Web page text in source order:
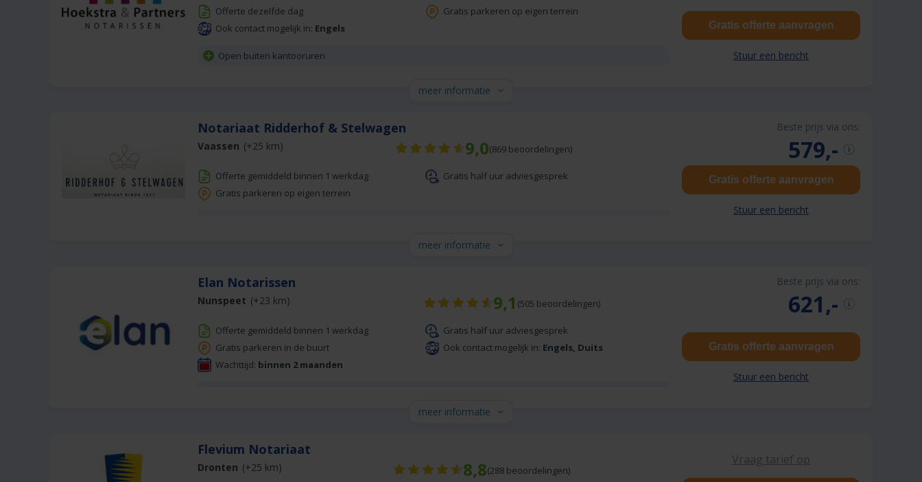
Offerte dezelfde dag
Gratis parkeren op eigen terrein
Ook contact mogelijk in: Engels
Open buiten kantooruren
Gratis offerte aanvragen
Stuur een bericht
meer informatie
Beste prijs via ons:
579,-
Notariaat Ridderhof & Stelwagen
9,0(869beoordelingen)
Vaassen (+25 km)
Offerte gemiddeld binnen 1 werkdag
Gratis half uur adviesgesprek
Gratis parkeren op eigen terrein
Gratis offerte aanvragen
Stuur een bericht
meer informatie
Beste prijs via ons:
621,-
Elan Notarissen
9,1 (505 beoordelingen)
Nunspeet (+23 km)
Offerte gemiddeld binnen 1 werkdag
Gratis half uur adviesgesprek
Gratis parkeren in de buurt
Ook contact mogelijk in: Engels, Duits
Wachttijd: binnen 2 maanden
Gratis offerte aanvragen
Stuur een bericht
meer informatie
Vraag tarief op
Flevium Notariaat
8,8(288beoordelingen)
Dronten (+25 km)